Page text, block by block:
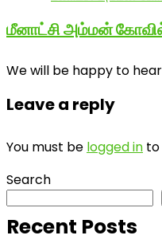
மீனாட்சி அம்மன் கோவில்
We will be happy to
Leave a reply
You must be logged in
Search
Recent Posts